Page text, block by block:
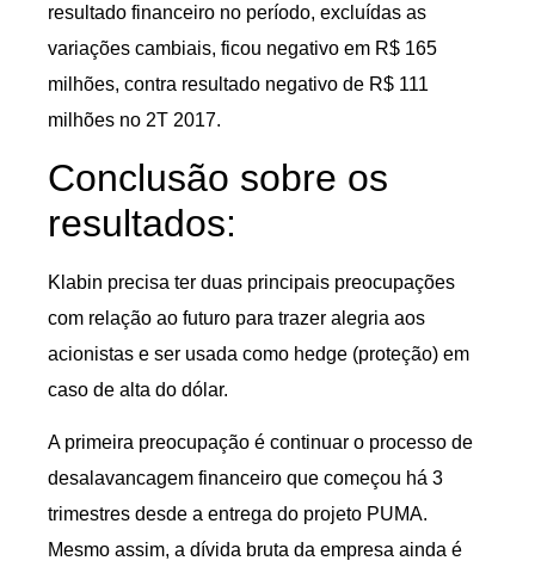
resultado financeiro no período, excluídas as
variações cambiais, ficou negativo em R$ 165
milhões, contra resultado negativo de R$ 111
milhões no 2T 2017.
Conclusão sobre os
resultados:
Klabin precisa ter duas principais preocupações
com relação ao futuro para trazer alegria aos
acionistas e ser usada como hedge (proteção) em
caso de alta do dólar.
A primeira preocupação é continuar o processo de
desalavancagem financeiro que começou há 3
trimestres desde a entrega do projeto PUMA.
Mesmo assim, a dívida bruta da empresa ainda é